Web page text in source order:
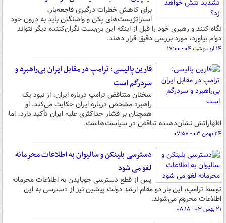
برای کاهش خطرات درگیری فاجعه‌بار،
استراتژیست‌های پکن و واشنگتن باید به درون خود
نگاه کنند و رهبری خود را قبل از اینکه این بن‌بست نگران‌کننده دیگر نتواند
دوام بیاورد، مورد بررسی دقیق قرار دهند.
۱۴ اردیبهشت ۰۴ - ۱۷:۰۰
فارین پالیسی: ترامپ در مقابل ایران بی‌راهبرد و
سردرگم است
سخنان متناقض ترامپ درباره ایران، از نبود یک
راهبرد مشخص درباره ایران حکایت می‌کند. او
همچنان بر فشار حداکثری علیه ایران تأکید دارد، اما
اظهاراتش نشان‌دهنده تناقض در سیاست‌هاست.
۲۴ بهمن ۰۳ - ۰۷:۵۷
دسترسی بلینکن و سالیوان به اطلاعات محرمانه
لغو می شود
پس از قطع دسترسی جوبایدن به اطلاعات محرمانه
توسط ترامپ، این بار دو مقام ارشد دولت پیشین نیز از دسترسی به این
اطلاعات محروم می‌شوند.
۲۱ بهمن ۰۳ - ۰۸:۱۸